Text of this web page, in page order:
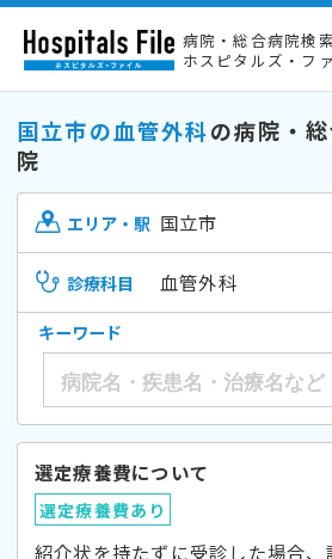
病院・総合病院検
ホスピタルズ・フ
国立市の血管外科の病院・
院
エリア・駅 国立市
診療科目 血管外科
キーワード
選定療養費について
選定療養費あり
紹介状を持たずに受診した場合